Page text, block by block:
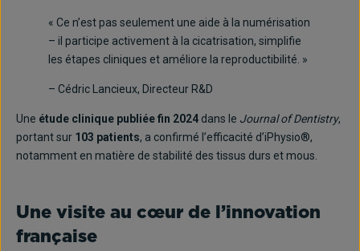
« Ce n’est pas seulement une aide à la numérisation
– il participe activement à la cicatrisation, simplifie
les étapes cliniques et améliore la reproductibilité. »
– Cédric Lancieux, Directeur R&D
Une étude clinique publiée fin 2024 dans le Journal of Dentistry,
portant sur 103 patients, a confirmé l’efficacité d’iPhysio®,
notamment en matière de stabilité des tissus durs et mous.
Une visite au cœur de l’innovation
française